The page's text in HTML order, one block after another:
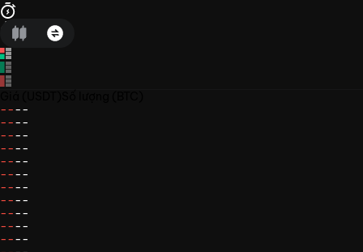
----
----
----
----
----
----
----
----
----
----
----